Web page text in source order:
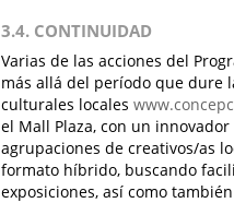
3.4. CONTINUIDAD
Varias de las acciones del
más allá del período que dure
culturales locales
el Mall Plaza, con un
agrupaciones de creativos/as
formato híbrido, buscando
exposiciones, así como